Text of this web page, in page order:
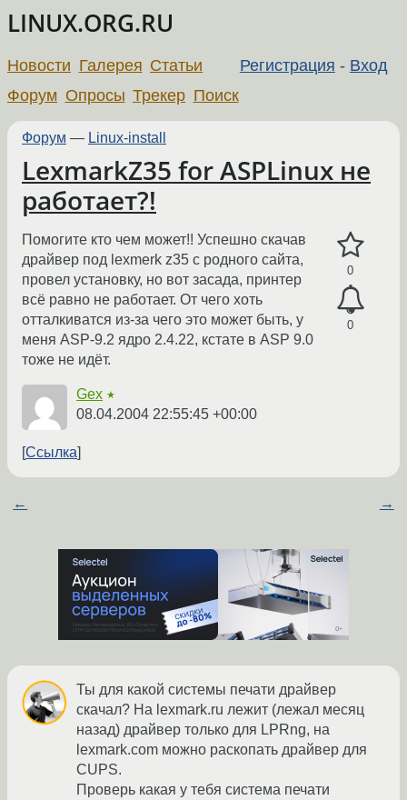
LINUX.ORG.RU
Регистрация - Вход
Новости Галерея Статьи
Форум Опросы Трекер Поиск
Форум — Linux-install
LexmarkZ35 for ASPLinux не
работает?!
0
0
Помогите кто чем может!! Успешно скачав
драйвер под lexmerk z35 с родного сайта,
провел установку, но вот засада, принтер
всё равно не работает. От чего хоть
отталкиватся из-за чего это может быть, у
меня ASP-9.2 ядро 2.4.22, кстате в ASP 9.0
тоже не идёт.
Gex ★
08.04.2004 22:55:45 +00:00
Ссылка
← →
Ты для какой системы печати драйвер
скачал? На lexmark.ru лежит (лежал месяц
назад) драйвер только для LPRng, на
lexmark.com можно раскопать драйвер для
CUPS.
Проверь какая у тебя система печати